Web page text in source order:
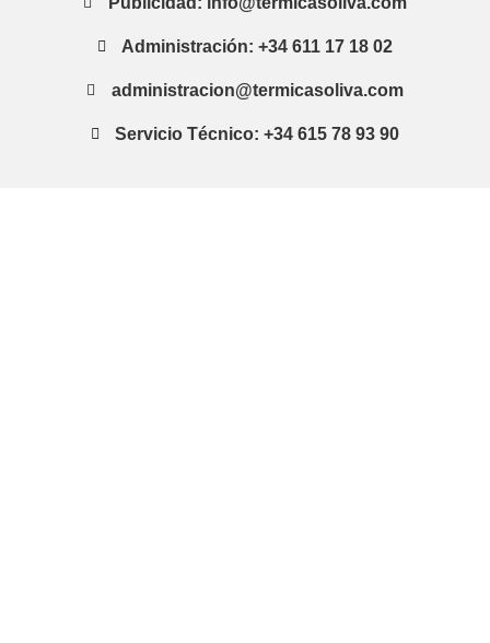
Administración: +34 611 17 18 02
administracion@termicasoliva.com
Servicio Técnico: +34 615 78 93 90